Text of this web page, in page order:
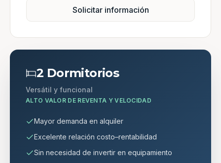
Solicitar información
2 Dormitorios
Versátil y funcional
ALTO VALOR DE REVENTA Y VELOCIDAD
Mayor demanda en alquiler
Excelente relación costo–rentabilidad
Sin necesidad de invertir en equipamiento